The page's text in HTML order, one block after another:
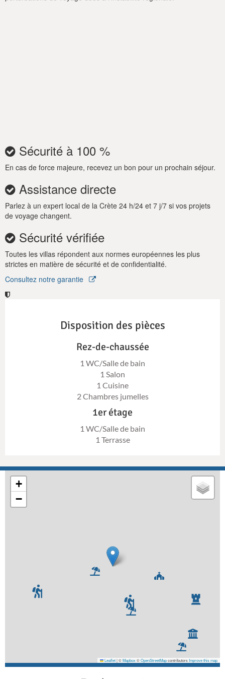
Sécurité à 100 %
En cas de force majeure, recevez un bon pour un prochain séjour.
Assistance directe
Parlez à un expert local de la Crète 24 h/24 et 7 j/7 si vos projets
de voyage changent.
Sécurité vérifiée
Toutes les villas répondent aux normes européennes les plus
strictes en matière de sécurité et de confidentialité.
Consultez notre garantie
Disposition des pièces
Rez-de-chaussée
1 WC/Salle de bain
1 Salon
1 Cuisine
2 Chambres jumelles
1er étage
1 WC/Salle de bain
1 Terrasse
+
−
Leaflet|©Mapbox©OpenStreetMapcontributorsImprove this map